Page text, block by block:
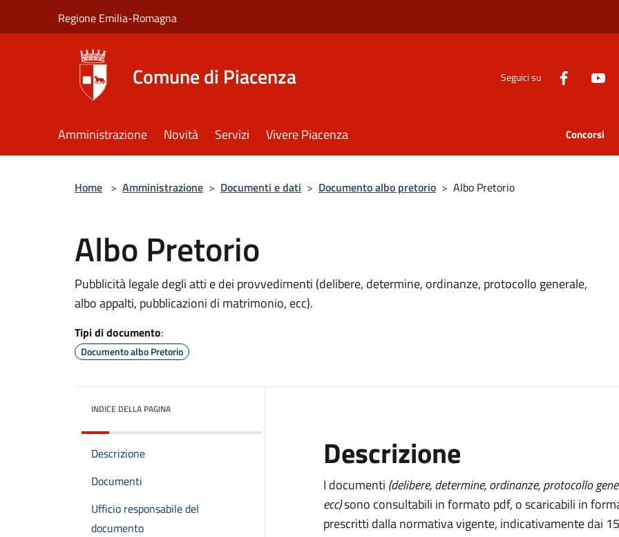
Regione Emilia-Romagna
Comune di Piacenza Seguici su
Amministrazione Novità Servizi Vivere Piacenza Concorsi
Home > Amministrazione > Documenti e dati > Documento albo pretorio > Albo Pretorio
Albo Pretorio
Pubblicità legale degli atti e dei provvedimenti (delibere, determine, ordinanze, protocollo generale,
albo appalti, pubblicazioni di matrimonio, ecc).
Tipi di documento:
Documento albo Pretorio
INDICE DELLA PAGINA
Descrizione
Documenti
Ufficio responsabile del
documento
Descrizione
I documenti (delibere, determine, ordinanze, protocollo
ecc)sono consultabili in formato pdf, o scaricabili in
prescritti dalla normativa vigente, indicativamente dai